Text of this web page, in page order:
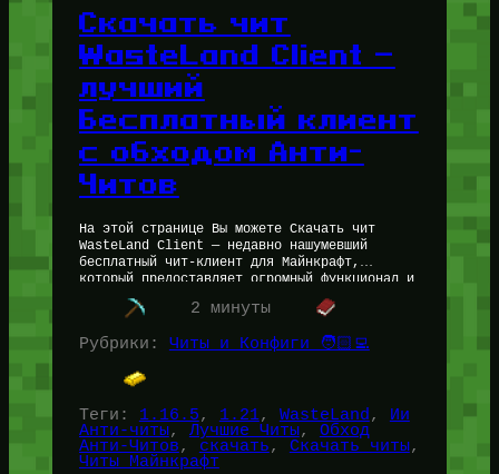
Скачать чит
WasteLand Client —
лучший
Бесплатный клиент
с обходом Анти-
Читов
На этой странице Вы можете Скачать чит
WasteLand Client — недавно нашумевший
бесплатный чит-клиент для Майнкрафт,
который предоставляет огромный функционал и
обход популярных Анти-читов на Майнкрафт
серверах. Из заявленных анти-софт…
2 минуты
Рубрики: Читы и Конфиги 🧑🏻‍💻
Теги: 1.16.5, 1.21, WasteLand ,
Ии
Анти-читы, Лучшие Читы, Обход
Анти-Читов, скачать, Скачать читы
Читы Майнкрафт